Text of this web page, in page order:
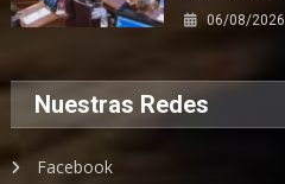
06/08/2026
Nuestras Redes
Facebook